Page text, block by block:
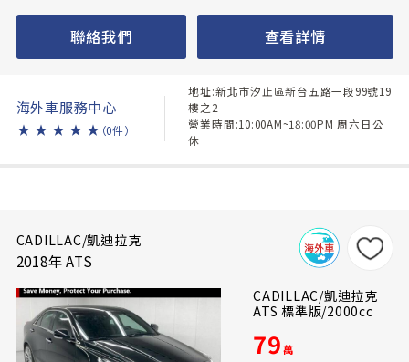
聯絡我們 查看詳情
海外車服務中心
★ ★ ★ ★ ★ （0件）
地址:新北市汐止區新台五路一段99號19
樓之2
營業時間:10:00AM~18:00PM 周六日公
休
CADILLAC/凱迪拉克
2018年 ATS
CADILLAC/凱迪拉克
ATS 標準版/2000cc
79萬